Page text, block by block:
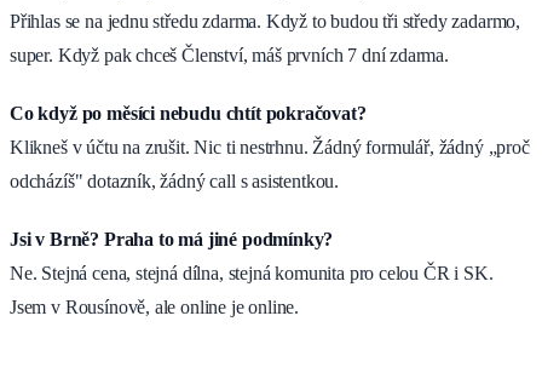
Přihlas se na jednu středu zdarma. Když to budou tři středy zadarmo,
super. Když pak chceš Členství, máš prvních 7 dní zdarma.
Co když po měsíci nebudu chtít pokračovat?
Klikneš v účtu na zrušit. Nic ti nestrhnu. Žádný formulář, žádný „proč
odcházíš" dotazník, žádný call s asistentkou.
Jsi v Brně? Praha to má jiné podmínky?
Ne. Stejná cena, stejná dílna, stejná komunita pro celou ČR i SK.
Jsem v Rousínově, ale online je online.